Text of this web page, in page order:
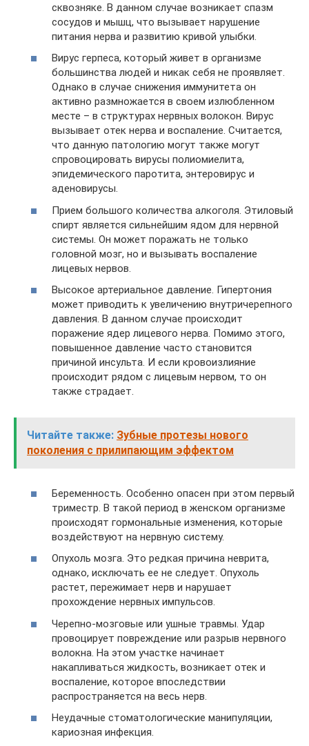
сквозняке. В данном случае возникает спазм
сосудов и мышц, что вызывает нарушение
питания нерва и развитию кривой улыбки.
Вирус герпеса, который живет в организме
большинства людей и никак себя не проявляет.
Однако в случае снижения иммунитета он
активно размножается в своем излюбленном
месте – в структурах нервных волокон. Вирус
вызывает отек нерва и воспаление. Считается,
что данную патологию могут также могут
спровоцировать вирусы полиомиелита,
эпидемического паротита, энтеровирус и
аденовирусы.
Прием большого количества алкоголя. Этиловый
спирт является сильнейшим ядом для нервной
системы. Он может поражать не только
головной мозг, но и вызывать воспаление
лицевых нервов.
Высокое артериальное давление. Гипертония
может приводить к увеличению внутричерепного
давления. В данном случае происходит
поражение ядер лицевого нерва. Помимо этого,
повышенное давление часто становится
причиной инсульта. И если кровоизлияние
происходит рядом с лицевым нервом, то он
также страдает.
Читайте также: Зубные протезы нового
поколения с прилипающим эффектом
Беременность. Особенно опасен при этом первый
триместр. В такой период в женском организме
происходят гормональные изменения, которые
воздействуют на нервную систему.
Опухоль мозга. Это редкая причина неврита,
однако, исключать ее не следует. Опухоль
растет, пережимает нерв и нарушает
прохождение нервных импульсов.
Черепно-мозговые или ушные травмы. Удар
провоцирует повреждение или разрыв нервного
волокна. На этом участке начинает
накапливаться жидкость, возникает отек и
воспаление, которое впоследствии
распространяется на весь нерв.
Неудачные стоматологические манипуляции,
кариозная инфекция.